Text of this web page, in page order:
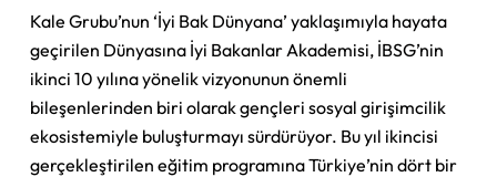
Kale Grubu’nun ‘İyi Bak Dünyana’ yaklaşımıyla hayata
geçirilen Dünyasına İyi Bakanlar Akademisi, İBSG’nin
ikinci 10 yılına yönelik vizyonunun önemli
bileşenlerinden biri olarak gençleri sosyal girişimcilik
ekosistemiyle buluşturmayı sürdürüyor. Bu yıl ikincisi
gerçekleştirilen eğitim programına Türkiye’nin dört bir